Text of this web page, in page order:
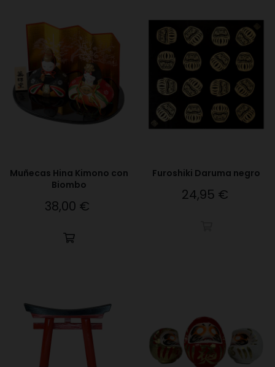
Muñecas Hina Kimono con
Biombo
Precio
38,00 €
Furoshiki Daruma negro
Precio
24,95 €